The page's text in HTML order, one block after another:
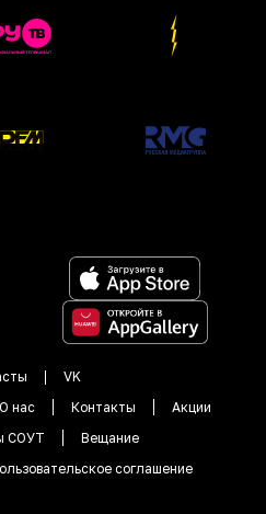
VK
О нас Контакты
Акции
СОУТ
Вещание
соглашение